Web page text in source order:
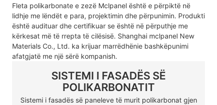
Fleta polikarbonate e zezë Mclpanel është e përpiktë në
lidhje me lëndët e para, projektimin dhe përpunimin. Produkti
është audituar dhe certifikuar se është në përputhje me
kërkesat më të rrepta të cilësisë. Shanghai mclpanel New
Materials Co., Ltd. ka krijuar marrëdhënie bashkëpunimi
afatgjatë me një sërë kompanish.
SISTEMI I FASADËS SË
POLIKARBONATIT
Sistemi i fasadës së paneleve të murit polikarbonat gjen